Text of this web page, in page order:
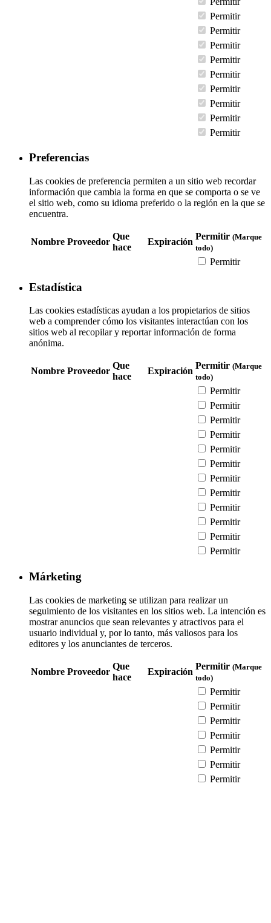
Permitir
Permitir
Permitir
Permitir
Permitir
Permitir
Permitir
Permitir
Permitir
Preferencias
Las cookies de preferencia permiten a un sitio web recordar
información que cambia la forma en que se comporta o se ve
el sitio web, como su idioma preferido o la región en la que se
encuentra.
Nombre Proveedor
Que
hace
Expiración
Permitir (Marque
todo)
Permitir
Estadística
Las cookies estadísticas ayudan a los propietarios de sitios
web a comprender cómo los visitantes interactúan con los
sitios web al recopilar y reportar información de forma
anónima.
Nombre Proveedor
Que
hace
Expiración
Permitir (Marque
todo)
Permitir
Permitir
Permitir
Permitir
Permitir
Permitir
Permitir
Permitir
Permitir
Permitir
Permitir
Permitir
Márketing
Las cookies de marketing se utilizan para realizar un
seguimiento de los visitantes en los sitios web. La intención es
mostrar anuncios que sean relevantes y atractivos para el
usuario individual y, por lo tanto, más valiosos para los
editores y los anunciantes de terceros.
Nombre Proveedor
Que
hace
Expiración
Permitir (Marque
todo)
Permitir
Permitir
Permitir
Permitir
Permitir
Permitir
Permitir